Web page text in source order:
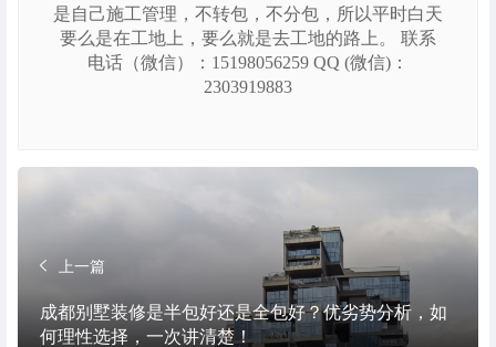
是自己施工管理，不转包，不分包，所以平时白天
要么是在工地上，要么就是去工地的路上。 联系
电话（微信）：15198056259 QQ (微信)：
2303919883
上一篇
成都别墅装修是半包好还是全包好？优劣势分析，如
何理性选择，一次讲清楚！